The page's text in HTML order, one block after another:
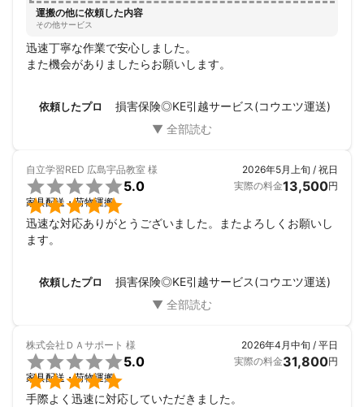
運搬の他に依頼した内容
その他サービス
迅速丁寧な作業で安心しました。
また機会がありましたらお願いします。
依頼したプロ 損害保険◎KE引越サービス(コウエツ運送)
自立学習RED 広島宇品教室 様


5.0
家具配送・荷物運搬
2026年5月上旬 / 祝日
実際の料金13,500円
迅速な対応ありがとうございました。またよろしくお願いし
ます。
依頼したプロ 損害保険◎KE引越サービス(コウエツ運送)
株式会社ＤＡサポート 様


5.0
家具配送・荷物運搬
2026年4月中旬 / 平日
実際の料金31,800円
手際よく迅速に対応していただきました。